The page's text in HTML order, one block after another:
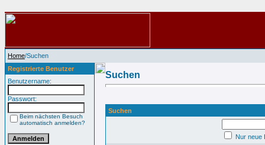
Home/Suchen
Registrierte Benutzer
Benutzername:
Passwort:
Beim nächsten Besuch
automatisch anmelden?
Suchen
Suchen
Nur neue